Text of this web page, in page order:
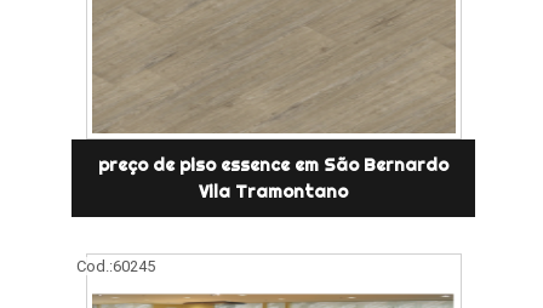
preço de piso essence em São Bernardo
Vila Tramontano
Cod.:60245